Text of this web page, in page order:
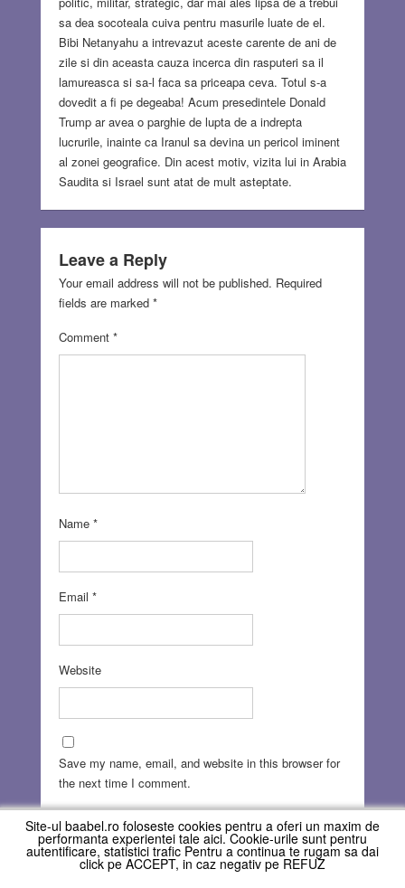
sa dea socoteala cuiva pentru masurile luate de el.
Bibi Netanyahu a intrevazut aceste carente de ani de
zile si din aceasta cauza incerca din rasputeri sa il
lamureasca si sa-l faca sa priceapa ceva. Totul s-a
dovedit a fi pe degeaba! Acum presedintele Donald
Trump ar avea o parghie de lupta de a indrepta
lucrurile, inainte ca Iranul sa devina un pericol iminent
al zonei geografice. Din acest motiv, vizita lui in Arabia
Saudita si Israel sunt atat de mult asteptate.
Leave a Reply
Your email address will not be published. Required
fields are marked *
Comment *
Name *
Email *
Website
Save my name, email, and website in this browser for
the next time I comment.
Site-ul baabel.ro foloseste cookies pentru a oferi un maxim de
performanta experientei tale aici. Cookie-urile sunt pentru
autentificare, statistici trafic Pentru a continua te rugam sa dai
click pe ACCEPT, in caz negativ pe REFUZ